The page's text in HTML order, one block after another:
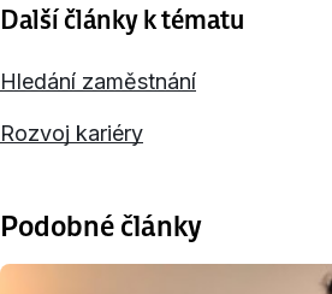
Další články k tématu
Hledání zaměstnání
Rozvoj kariéry
Podobné články